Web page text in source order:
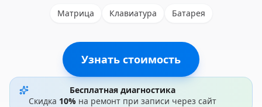
Матрица Клавиатура Батарея
Узнать стоимость
Бесплатная диагностика
Скидка 10% на ремонт при записи через сайт